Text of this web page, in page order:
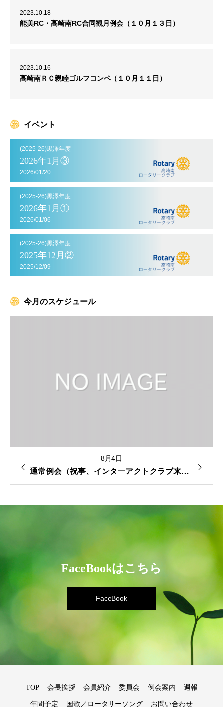
2023.10.18
能美RC・高崎南RC合同観月例会（１０月１３日）
2023.10.16
高崎南ＲＣ親睦ゴルフコンペ（１０月１１日）
イベント
(2025-26)黒澤年度
2026年1月③
2026/01/20
(2025-26)黒澤年度
2026年1月①
2026/01/06
(2025-26)黒澤年度
2025年12月②
2025/12/09
今月のスケジュール
8月11日
≪休会≫ 定款8-1（山の日）
FaceBookはこちら
FaceBook
TOP 会長挨拶 会員紹介 委員会 例会案内 週報
年間予定 国歌／ロータリーソング お問い合わせ